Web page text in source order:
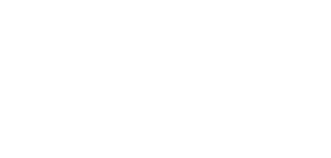
andere mensen
hebben. Dat vond ik leuk om te voelen."